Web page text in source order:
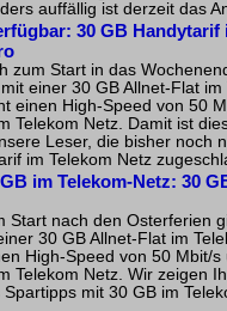
auffällig ist derzeit das
30 GB Handytarif
zum Start in das
einer 30 GB Allnet-Flat
einen High-Speed von 50
Telekom Netz. Damit ist
Leser, die bisher noch
im Telekom Netz
im Telekom-Netz: 30
Start nach den Osterferien
30 GB Allnet-Flat im
High-Speed von 50 Mbit/s
Telekom Netz. Wir zeigen
Spartipps mit 30 GB im